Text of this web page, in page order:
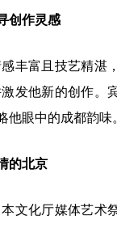
创作灵感
感丰富且技艺精湛
发他新的创作。
他眼中的成都韵味
的北京
文化厅媒体艺术